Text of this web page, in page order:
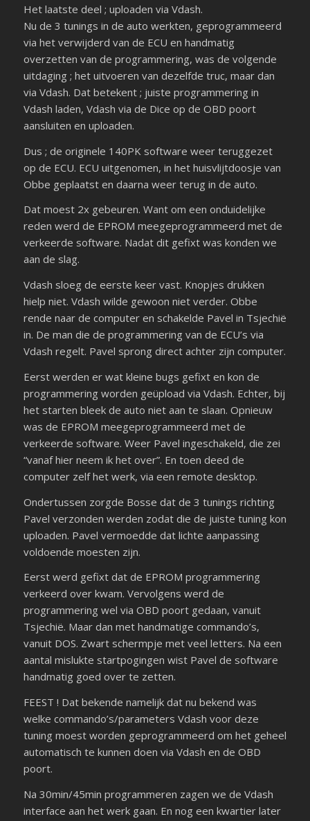
Het laatste deel ; uploaden via Vdash.
Nu de 3 tunings in de auto werkten, geprogrammeerd
via het verwijderd van de ECU en handmatig
overzetten van de programmering, was de volgende
uitdaging ; het uitvoeren van dezelfde truc, maar dan
via Vdash. Dat betekent ; juiste programmering in
Vdash laden, Vdash via de Dice op de OBD poort
aansluiten en uploaden.
Dus ; de originele 140PK software weer teruggezet
op de ECU. ECU uitgenomen, in het huisvlijtdoosje van
Obbe geplaatst en daarna weer terug in de auto.
Dat moest 2x gebeuren. Want om een onduidelijke
reden werd de EPROM meegeprogrammeerd met de
verkeerde software. Nadat dit gefixt was konden we
aan de slag.
Vdash sloeg de eerste keer vast. Knopjes drukken
hielp niet. Vdash wilde gewoon niet verder. Obbe
rende naar de computer en schakelde Pavel in Tsjechië
in. De man die de programmering van de ECU’s via
Vdash regelt. Pavel sprong direct achter zijn computer.
Eerst werden er wat kleine bugs gefixt en kon de
programmering worden geüpload via Vdash. Echter, bij
het starten bleek de auto niet aan te slaan. Opnieuw
was de EPROM meegeprogrammeerd met de
verkeerde software. Weer Pavel ingeschakeld, die zei
“vanaf hier neem ik het over”. En toen deed de
computer zelf het werk, via een remote desktop.
Ondertussen zorgde Bosse dat de 3 tunings richting
Pavel verzonden werden zodat die de juiste tuning kon
uploaden. Pavel vermoedde dat lichte aanpassing
voldoende moesten zijn.
Eerst werd gefixt dat de EPROM programmering
verkeerd over kwam. Vervolgens werd de
programmering wel via OBD poort gedaan, vanuit
Tsjechië. Maar dan met handmatige commando’s,
vanuit DOS. Zwart schermpje met veel letters. Na een
aantal mislukte startpogingen wist Pavel de software
handmatig goed over te zetten.
FEEST ! Dat bekende namelijk dat nu bekend was
welke commando’s/parameters Vdash voor deze
tuning moest worden geprogrammeerd om het geheel
automatisch te kunnen doen via Vdash en de OBD
poort.
Na 30min/45min programmeren zagen we de Vdash
interface aan het werk gaan. En nog een kwartier later